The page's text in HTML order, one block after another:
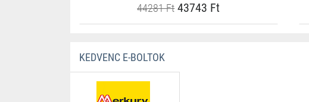
44281 Ft43743 Ft
KEDVENC E-BOLTOK